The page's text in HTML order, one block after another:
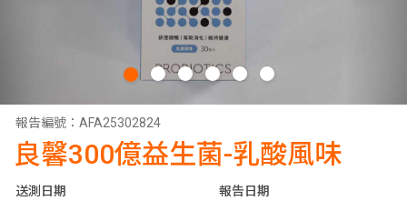
報告編號： AFA25302824
良馨300億益生菌-乳酸風味
送測日期 報告日期